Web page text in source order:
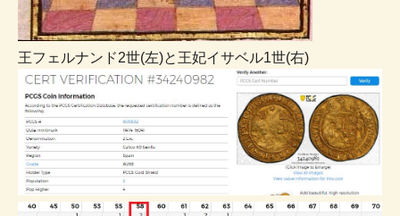
王フェルナンド2世(左)と王妃イサベル1世(右)